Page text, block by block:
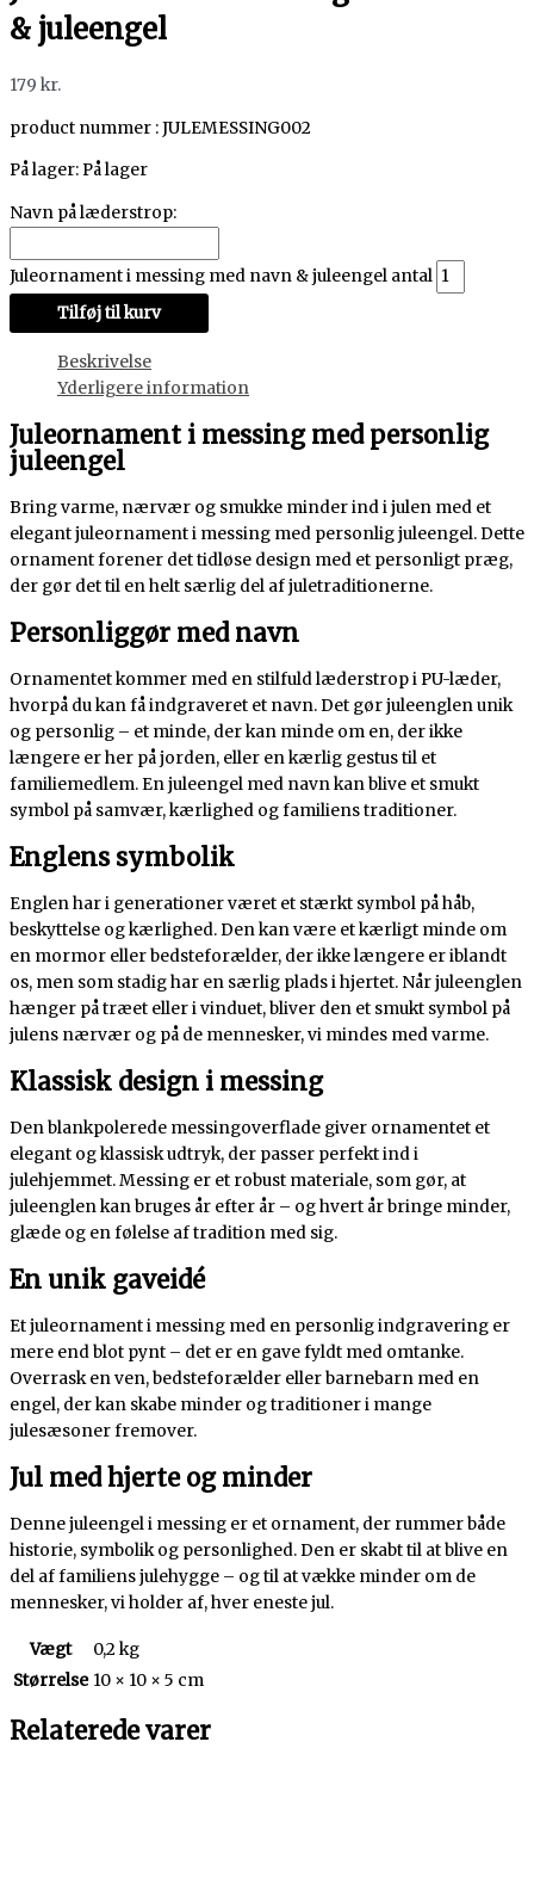
& juleengel
179 kr.
product nummer : JULEMESSING002
På lager: På lager
Navn på læderstrop:
Juleornament i messing med navn & juleengel antal
Tilføj til kurv
Beskrivelse
Yderligere information
Juleornament i messing med personlig
juleengel
Bring varme, nærvær og smukke minder ind i julen med et
elegant juleornament i messing med personlig juleengel. Dette
ornament forener det tidløse design med et personligt præg,
der gør det til en helt særlig del af juletraditionerne.
Personliggør med navn
Ornamentet kommer med en stilfuld læderstrop i PU-læder,
hvorpå du kan få indgraveret et navn. Det gør juleenglen unik
og personlig – et minde, der kan minde om en, der ikke
længere er her på jorden, eller en kærlig gestus til et
familiemedlem. En juleengel med navn kan blive et smukt
symbol på samvær, kærlighed og familiens traditioner.
Englens symbolik
Englen har i generationer været et stærkt symbol på håb,
beskyttelse og kærlighed. Den kan være et kærligt minde om
en mormor eller bedsteforælder, der ikke længere er iblandt
os, men som stadig har en særlig plads i hjertet. Når juleenglen
hænger på træet eller i vinduet, bliver den et smukt symbol på
julens nærvær og på de mennesker, vi mindes med varme.
Klassisk design i messing
Den blankpolerede messingoverflade giver ornamentet et
elegant og klassisk udtryk, der passer perfekt ind i
julehjemmet. Messing er et robust materiale, som gør, at
juleenglen kan bruges år efter år – og hvert år bringe minder,
glæde og en følelse af tradition med sig.
En unik gaveidé
Et juleornament i messing med en personlig indgravering er
mere end blot pynt – det er en gave fyldt med omtanke.
Overrask en ven, bedsteforælder eller barnebarn med en
engel, der kan skabe minder og traditioner i mange
julesæsoner fremover.
Jul med hjerte og minder
Denne juleengel i messing er et ornament, der rummer både
historie, symbolik og personlighed. Den er skabt til at blive en
del af familiens julehygge – og til at vække minder om de
mennesker, vi holder af, hver eneste jul.
Vægt
0,2 kg
Størrelse 10 × 10 × 5 cm
Relaterede varer